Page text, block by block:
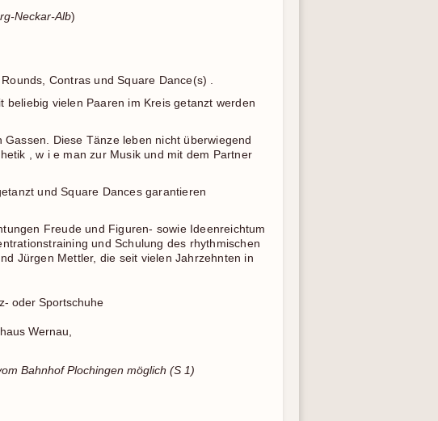
Neckar-Alb)
Contras und Square Dance(s) .
vielen Paaren im Kreis getanzt werden
Diese Tänze leben nicht überwiegend
, w i e man zur Musik und mit dem Partner
und Square Dances garantieren
Freude und Figuren- sowie Ideenreichtum
und Schulung des rhythmischen
Jürgen Mettler, die seit vielen Jahrzehnten in
oder Sportschuhe
Wernau,
Bahnhof Plochingen möglich (S 1)